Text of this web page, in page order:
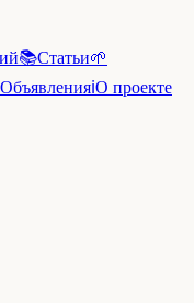
📚Статьи🌱
Объявленияℹ️О проекте